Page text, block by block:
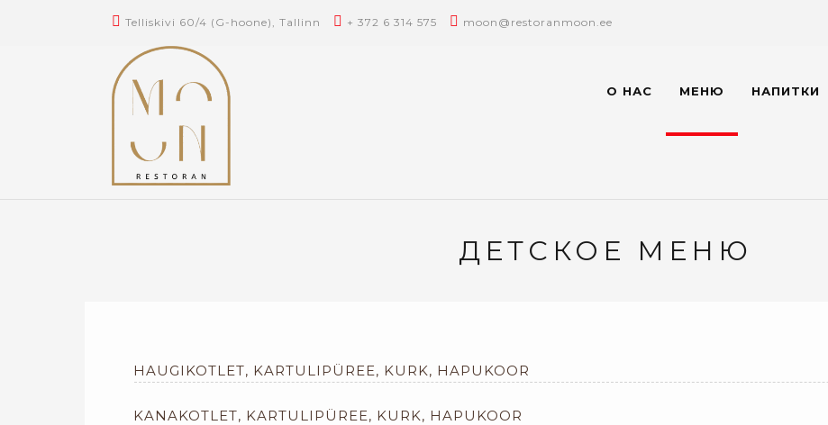
Telliskivi 60/4 (G-hoone), Tallinn + 372 6 314 575 moon@restoranmoon.ee
О НАС МЕНЮ НАПИТКИ
ДЕТСКОЕ МЕНЮ
HAUGIKOTLET, KARTULIPÜREE, KURK, HAPUKOOR
KANAKOTLET, KARTULIPÜREE, KURK, HAPUKOOR